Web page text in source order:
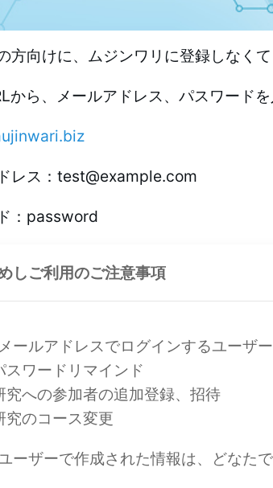
方向けに、ムジンワリに登録しなく
から、メールアドレス、パスワードを
レス：test@example.com
：password
しご利用のご注意事項
ールアドレスでログインするユーザ
スワードリマインド
究への参加者の追加登録、招待
究のコース変更
ーザーで作成された情報は、どなた